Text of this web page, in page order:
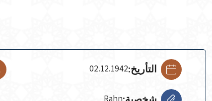
التأريخ:02.12.1942
Rahn